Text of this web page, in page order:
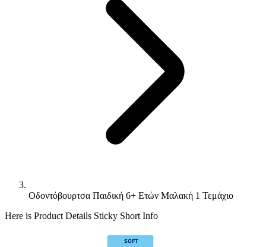
Οδοντόβουρτσα Παιδική 6+ Ετών Μαλακή 1 Τεμάχιο
Here is Product Details Sticky Short Info